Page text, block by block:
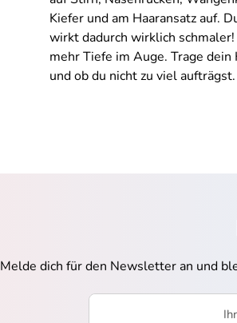
Kiefer und am Haaransatz auf.
wirkt dadurch wirklich
mehr Tiefe im Auge. Trage
und ob du nicht zu viel aufträgst.
Melde dich für den Newsletter an und